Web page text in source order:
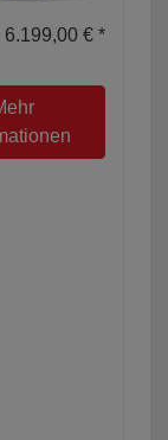
6.199,00 € *